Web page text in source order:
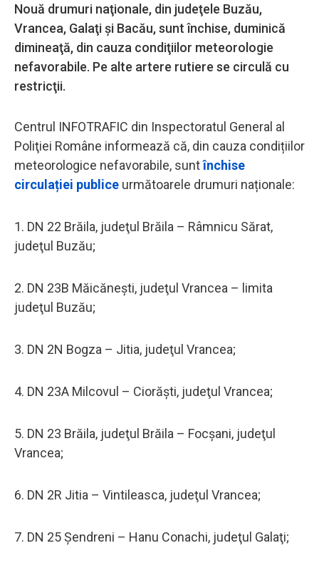
Nouă drumuri naţionale, din judeţele Buzău,
Vrancea, Galaţi şi Bacău, sunt închise, duminică
dimineaţă, din cauza condiţiilor meteorologie
nefavorabile. Pe alte artere rutiere se circulă cu
restricţii.
Centrul INFOTRAFIC din Inspectoratul General al
Poliţiei Române informează că, din cauza condițiilor
meteorologice nefavorabile, suntînchise
circulației publice următoarele drumuri naționale:
1. DN 22 Brăila, judeţul Brăila – Râmnicu Sărat,
judeţul Buzău;
2. DN 23B Măicăneşti, judeţul Vrancea – limita
judeţul Buzău;
3. DN 2N Bogza – Jitia, judeţul Vrancea;
4. DN 23A Milcovul – Ciorăşti, judeţul Vrancea;
5. DN 23 Brăila, judeţul Brăila – Focşani, judeţul
Vrancea;
6. DN 2R Jitia – Vintileasca, judeţul Vrancea;
7. DN 25 Şendreni – Hanu Conachi, judeţul Galaţi;